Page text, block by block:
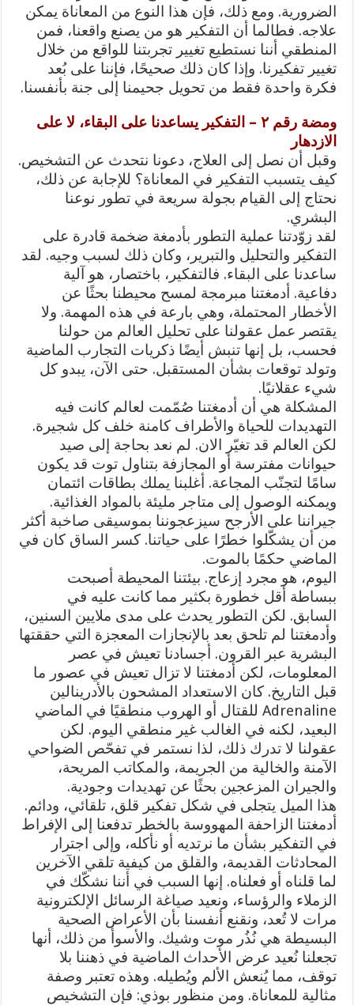
الضرورية. ومع ذلك، فإن هذا النوع من المعاناة يمكن
علاجه. فطالما أن التفكير هو من يصنع واقعنا، فمن
المنطقي أننا نستطيع تغيير تجربتنا للواقع من خلال
تغيير تفكيرنا. وإذا كان ذلك صحيحًا، فإننا على بُعد
فكرة واحدة فقط من تحويل جحيمنا إلى جنة بأنفسنا.
ومضة رقم ٢ – التفكير يساعدنا على البقاء، لا على
الازدهار
وقبل أن نصل إلى العلاج، دعونا نتحدث عن التشخيص.
كيف يتسبب التفكير في المعاناة؟ للإجابة عن ذلك،
نحتاج إلى القيام بجولة سريعة في تطور نوعنا
البشري.
لقد زوّدتنا عملية التطور بأدمغة ضخمة قادرة على
التفكير والتحليل والتبرير، وكان ذلك لسبب وجيه. لقد
ساعدنا على البقاء. فالتفكير، باختصار، هو آلية
دفاعية. أدمغتنا مبرمجة لمسح محيطنا بحثًا عن
الأخطار المحتملة، وهي بارعة في هذه المهمة. ولا
يقتصر عمل عقولنا على تحليل العالم من حولنا
فحسب، بل إنها تنبش أيضًا ذكريات التجارب الماضية
وتولد توقعات بشأن المستقبل. حتى الآن، يبدو كل
شيء عقلانيًا.
المشكلة هي أن أدمغتنا صُمّمت لعالم كانت فيه
التهديدات للحياة والأطراف كامنة خلف كل شجيرة.
لكن العالم قد تغيّر الان. لم نعد بحاجة إلى صيد
حيوانات مفترسة أو المجازفة بتناول توت قد يكون
سامًا لتجنّب المجاعة. أغلبنا يملك بطاقات ائتمان
ويمكنه الوصول إلى متاجر مليئة بالمواد الغذائية.
جيراننا على الأرجح سيزعجوننا بموسيقى صاخبة أكثر
من أن يشكّلوا خطرًا على حياتنا. كسر الساق كان في
الماضي حكمًا بالموت.
اليوم، هو مجرد إزعاج. بيئتنا المحيطة أصبحت
ببساطة أقل خطورة بكثير مما كانت عليه في
السابق. لكن التطور يحدث على مدى ملايين السنين،
وأدمغتنا لم تلحق بعد بالإنجازات المعجزة التي حققتها
البشرية عبر القرون. أجسادنا تعيش في عصر
المعلومات، لكن أدمغتنا لا تزال تعيش في عصور ما
قبل التاريخ. كان الاستعداد المشحون بالأدرينالين
Adrenaline للقتال أو الهروب منطقيًا في الماضي
البعيد، لكنه في الغالب غير منطقي اليوم. لكن
عقولنا لا تدرك ذلك، لذا نستمر في تفحّص الضواحي
الآمنة والخالية من الجريمة، والمكاتب المريحة،
والجيران المزعجين بحثًا عن تهديدات وجودية.
هذا الميل يتجلى في شكل تفكير قلق، تلقائي، ودائم.
أدمغتنا الزاحفة المهووسة بالخطر تدفعنا إلى الإفراط
في التفكير بشأن ما نرتديه أو نأكله، وإلى اجترار
المحادثات القديمة، والقلق من كيفية تلقي الآخرين
لما قلناه أو فعلناه. إنها السبب في أننا نشكّك في
الزملاء والرؤساء، ونعيد صياغة الرسائل الإلكترونية
مرات لا تُعد، ونقنع أنفسنا بأن الأعراض الصحية
البسيطة هي نُذُر موت وشيك. والأسوأ من ذلك، أنها
تجعلنا نُعيد عرض الأحداث الماضية في ذهننا بلا
توقف، مما يُنعش الألم ويُطيله. وهذه تعتبر وصفة
مثالية للمعاناة. ومن منظور بوذي: فإن التشخيص